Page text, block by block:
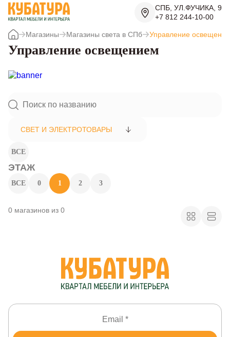
СПБ, УЛ.ФУЧИКА, 9
+7 812 244-10-00
Магазины Магазины света в СПб Управление
Управление освещением
СВЕТ И ЭЛЕКТРОТОВАРЫ
ВСЕ
ЭТАЖ
ВСЕ 0 1 2 3
0 магазинов из 0